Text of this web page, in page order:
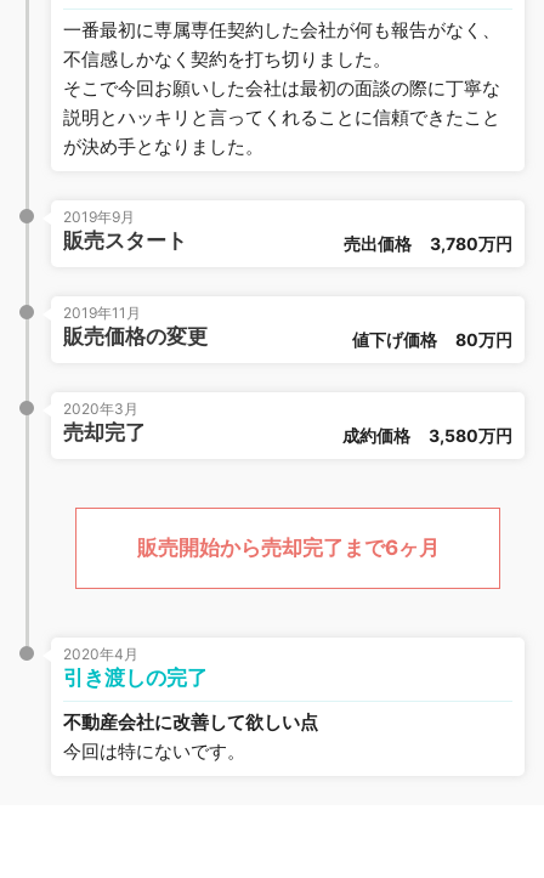
一番最初に専属専任契約した会社が何も報告がなく、
不信感しかなく契約を打ち切りました。
そこで今回お願いした会社は最初の面談の際に丁寧な
説明とハッキリと言ってくれることに信頼できたこと
が決め手となりました。
2019年9月
販売スタート 売出価格 3,780万円
2019年11月
販売価格の変更 値下げ価格 80万円
2020年3月
売却完了 成約価格 3,580万円
販売開始から売却完了まで6ヶ月
2020年4月
引き渡しの完了
不動産会社に改善して欲しい点
今回は特にないです。